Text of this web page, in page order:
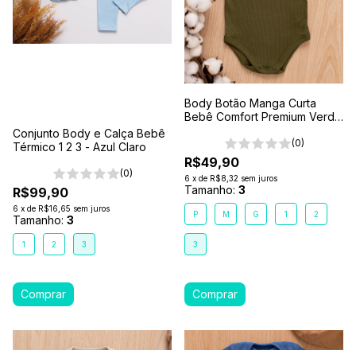
Conjunto Body e Calça Bebê
Térmico 1 2 3 - Azul Claro
(0)
R$99,90
6 x de R$16,65 sem juros
Tamanho: 3
1 2 3
Body Botão Manga Curta
Bebê Comfort Premium Verde
(0)
R$49,90
6 x de R$8,32 sem juros
Tamanho: 3
P M G 1 2
3